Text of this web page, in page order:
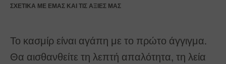
ΣΧΕΤΙΚΆ ΜΕ ΕΜΆΣ ΚΑΙ ΤΙΣ ΑΞΊΕΣ ΜΑΣ
Το κασμίρ είναι αγάπη με το πρώτο άγγιγμα.
Θα αισθανθείτε τη λεπτή απαλότητα, τη λεία